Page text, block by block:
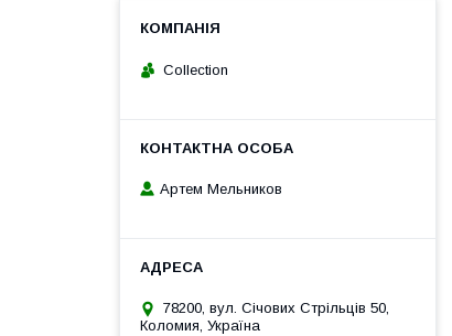
Collection
Артем Мельников
78200, вул. Січових Стрільців 50,
Коломия, Україна